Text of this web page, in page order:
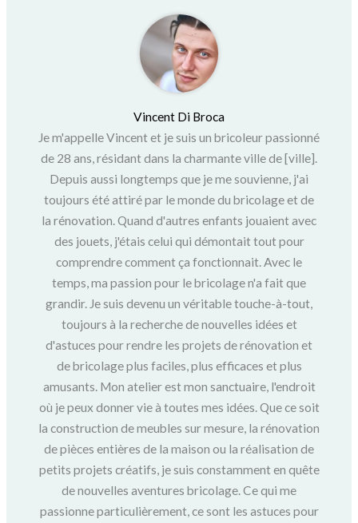
Vincent Di Broca
Je m'appelle Vincent et je suis un bricoleur passionné
de 28 ans, résidant dans la charmante ville de [ville].
Depuis aussi longtemps que je me souvienne, j'ai
toujours été attiré par le monde du bricolage et de
la rénovation. Quand d'autres enfants jouaient avec
des jouets, j'étais celui qui démontait tout pour
comprendre comment ça fonctionnait. Avec le
temps, ma passion pour le bricolage n'a fait que
grandir. Je suis devenu un véritable touche-à-tout,
toujours à la recherche de nouvelles idées et
d'astuces pour rendre les projets de rénovation et
de bricolage plus faciles, plus efficaces et plus
amusants. Mon atelier est mon sanctuaire, l'endroit
où je peux donner vie à toutes mes idées. Que ce soit
la construction de meubles sur mesure, la rénovation
de pièces entières de la maison ou la réalisation de
petits projets créatifs, je suis constamment en quête
de nouvelles aventures bricolage. Ce qui me
passionne particulièrement, ce sont les astuces pour